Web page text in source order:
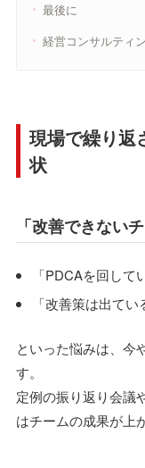
最後に
経営コンサルティ
現場で繰り返
状
「改善できない
「PDCAを回して
「改善策は出て
といった悩みは、今
す。
定例の振り返り会議
はチームの成果が上